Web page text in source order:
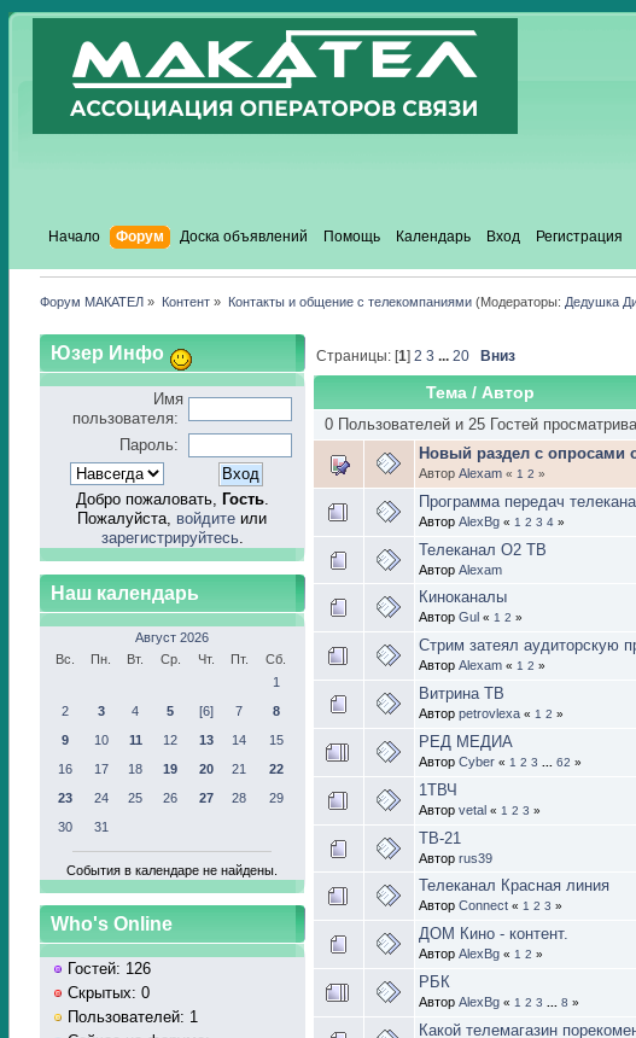
Начало Форум Доска объявлений Помощь Календарь Вход Регистрация
Форум МАКАТЕЛ » Контент » Контакты и общение с телекомпаниями(Модераторы: Дедушка
Юзер Инфо
Имя
пользователя:
Пароль:
Добро пожаловать, Гость.
Пожалуйста, войдите или
зарегистрируйтесь.
Наш календарь
Август 2026
Вс.
Пн. Вт. Ср. Чт. Пт.
Сб.
1
2
3 4 5 [6] 7
8
9
10 11 12 13 14
15
16
17 18 19 20 21
22
23
24 25 26 27 28
29
30
31
События в календаре не найдены.
Who's Online
Гостей: 126
Скрытых: 0
Пользователей: 1
Страницы: [1]2 3 ...20 Вниз
Тема/ Автор
0 Пользователей и 25 Гостей
Новый раздел с опросами
Автор Alexam « 1 2 »
Программа передач
Автор AlexBg « 1 2 3 4»
Телеканал О2 ТВ
Автор Alexam
Киноканалы
Автор Gul « 1 2 »
Стрим затеял аудиторскую
Автор Alexam « 1 2 »
Витрина ТВ
Автор petrovlexa « 1 2 »
РЕД МЕДИА
Автор Cyber « 1 2 3 ... 62 »
1ТВЧ
Автор vetal « 1 2 3 »
ТВ-21
Автор rus39
Телеканал Красная линия
Автор Connect « 1 2 3 »
ДОМ Кино - контент.
Автор AlexBg « 1 2 »
РБК
Автор AlexBg « 1 2 3 ... 8 »
Какой телемагазин